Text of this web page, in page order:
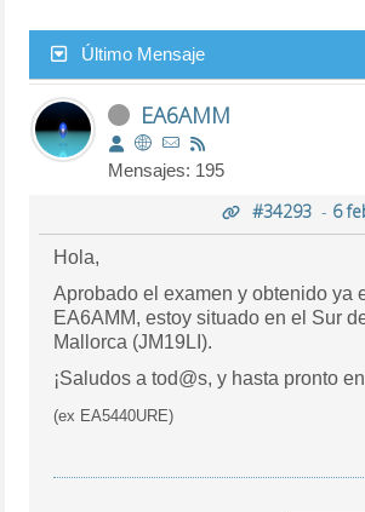
Último Mensaje
EA6AMM
Mensajes: 195
#34293- 6
Hola,
Aprobado el examen y obtenido ya
EA6AMM, estoy situado en el Sur
Mallorca (JM19LI).
¡Saludos a tod@s, y hasta pronto
(ex EA5440URE)